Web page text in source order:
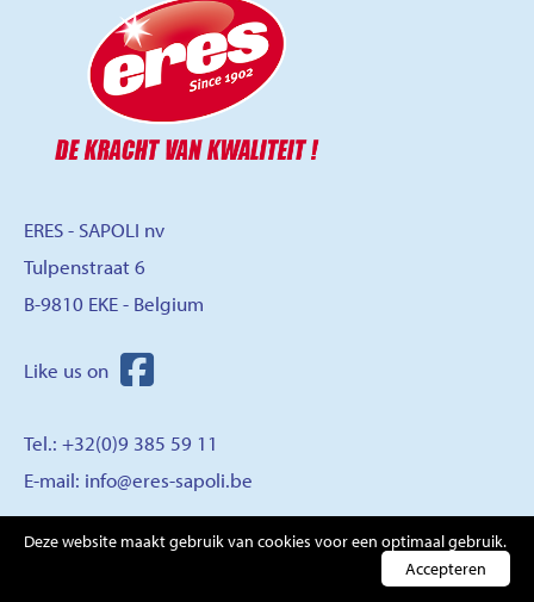
Deze website maakt gebruik van cookies voor een optimaal gebruik.
Accepteren
ERES - SAPOLI nv
Tulpenstraat 6
B-9810 EKE - Belgium
Tel.: +32(0)9 385 59 11
E-mail: info@eres-sapoli.be
CONTACT